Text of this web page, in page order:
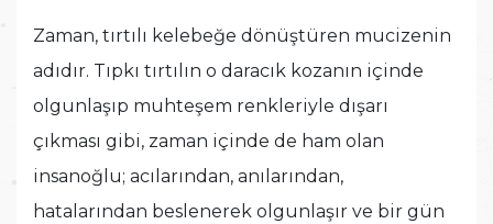
Zaman, tırtılı kelebeğe dönüştüren mucizenin
adıdır. Tıpkı tırtılın o daracık kozanın içinde
olgunlaşıp muhteşem renkleriyle dışarı
çıkması gibi, zaman içinde de ham olan
insanoğlu; acılarından, anılarından,
hatalarından beslenerek olgunlaşır ve bir gün